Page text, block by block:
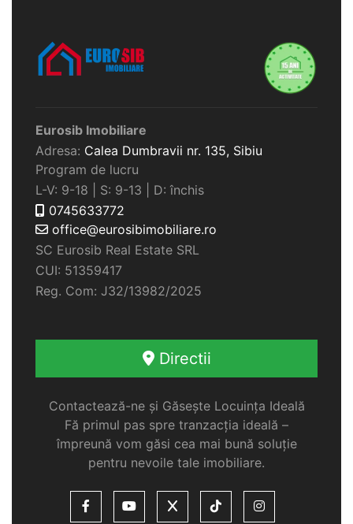
Eurosib Imobiliare
Adresa: Calea Dumbravii nr. 135, Sibiu
Program de lucru
L-V: 9-18 | S: 9-13 | D: închis
0745633772
office@eurosibimobiliare.ro
SC Eurosib Real Estate SRL
CUI: 51359417
Reg. Com: J32/13982/2025
Directii
Contactează-ne și Găsește Locuința Ideală
Fă primul pas spre tranzacția ideală –
împreună vom găsi cea mai bună soluție
pentru nevoile tale imobiliare.